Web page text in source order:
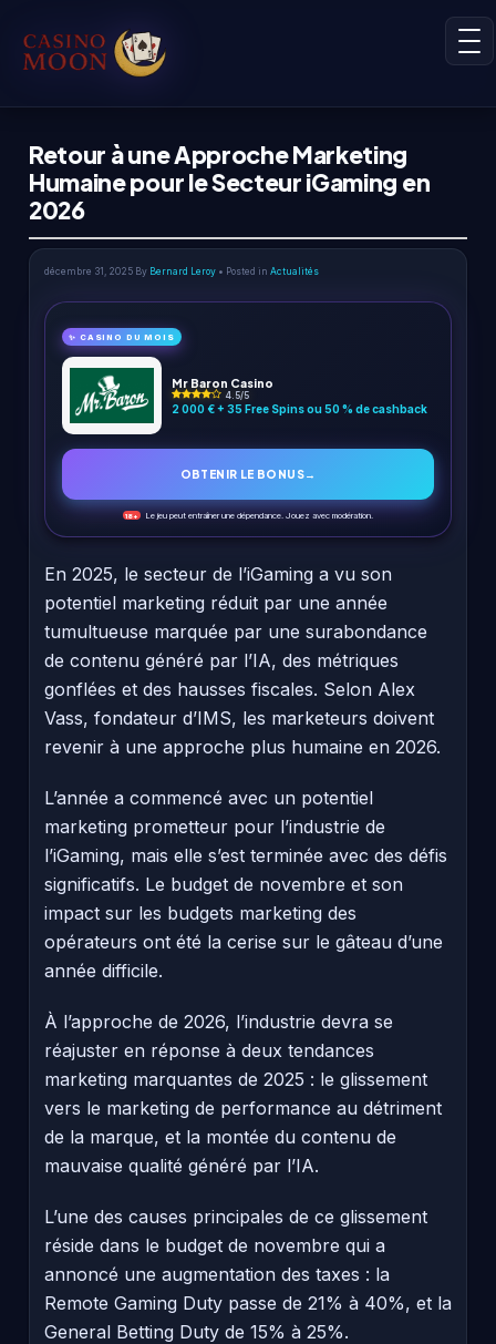
Retour à une Approche Marketing
Humaine pour le Secteur iGaming en
2026
décembre 31, 2025 By Bernard Leroy • Posted in Actualités
✨ CASINO DU MOIS
Mr Baron Casino
4.5/5
2 000 € + 35 Free Spins ou 50 % de cashback
OBTENIR LE BONUS→
18+ Le jeu peut entraîner une dépendance. Jouez avec modération.
En 2025, le secteur de l’iGaming a vu son
potentiel marketing réduit par une année
tumultueuse marquée par une surabondance
de contenu généré par l’IA, des métriques
gonflées et des hausses fiscales. Selon Alex
Vass, fondateur d’IMS, les marketeurs doivent
revenir à une approche plus humaine en 2026.
L’année a commencé avec un potentiel
marketing prometteur pour l’industrie de
l’iGaming, mais elle s’est terminée avec des défis
significatifs. Le budget de novembre et son
impact sur les budgets marketing des
opérateurs ont été la cerise sur le gâteau d’une
année difficile.
À l’approche de 2026, l’industrie devra se
réajuster en réponse à deux tendances
marketing marquantes de 2025 : le glissement
vers le marketing de performance au détriment
de la marque, et la montée du contenu de
mauvaise qualité généré par l’IA.
L’une des causes principales de ce glissement
réside dans le budget de novembre qui a
annoncé une augmentation des taxes : la
Remote Gaming Duty passe de 21% à 40%, et la
General Betting Duty de 15% à 25%.